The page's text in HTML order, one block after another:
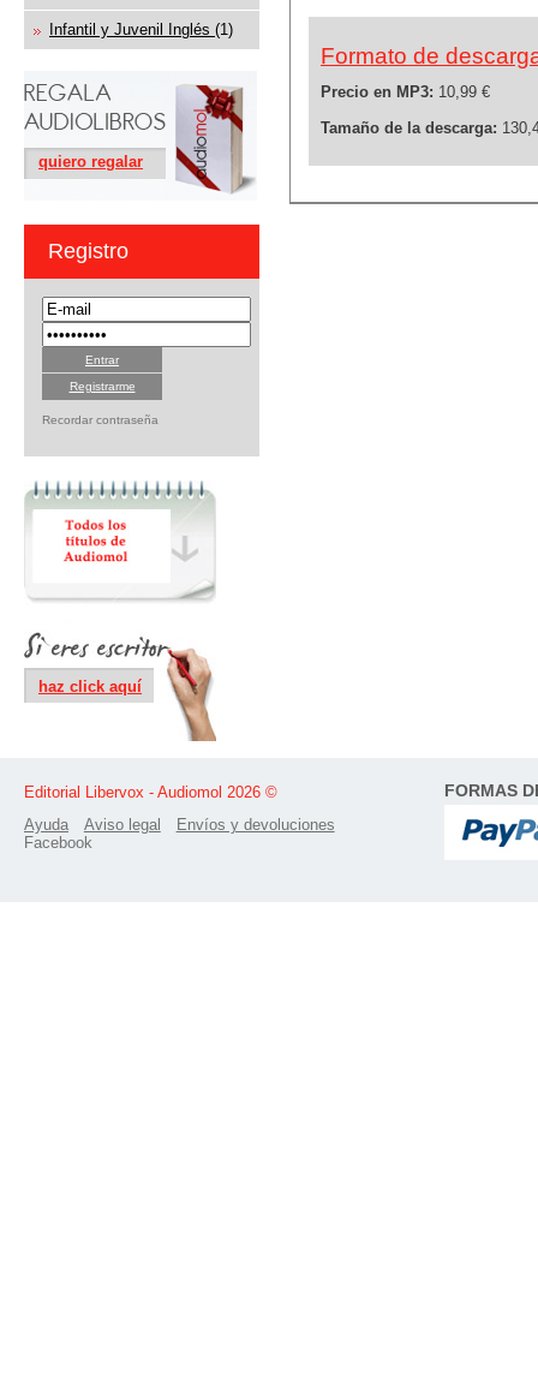
Infantil y Juvenil Inglés (1)
quiero regalar
Registro
Registrarme
Recordar contraseña
haz click aquí
Formato de
Precio en MP3: 10,99 €
Tamaño de la descarga:
Editorial Libervox - Audiomol 2026 ©
Ayuda
Aviso legal
Envíos y devoluciones
Facebook
FORMAS